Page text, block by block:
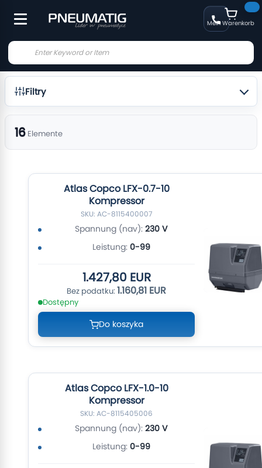
Mein Warenkorb
Filtry
16 Elemente
Atlas Copco LFX-0.7-10
Kompressor
SKU: AC-8115400007
Spannung (nav): 230 V
Leistung: 0-99
1.427,80 EUR
1.160,81 EUR
Dostępny
Do koszyka
Atlas Copco LFX-1.0-10
Kompressor
SKU: AC-8115405006
Spannung (nav): 230 V
Leistung: 0-99